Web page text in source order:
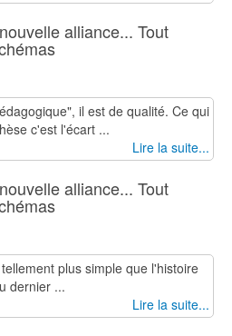
alliance... Tout
il est de qualité. Ce qui
c'est l'écart ...
Lire la suite...
alliance... Tout
plus simple que l'histoire
dernier ...
Lire la suite...